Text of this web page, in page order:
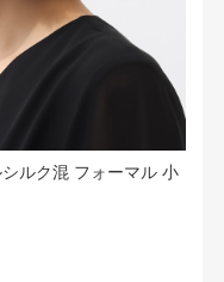
ルク混 フォーマル 小